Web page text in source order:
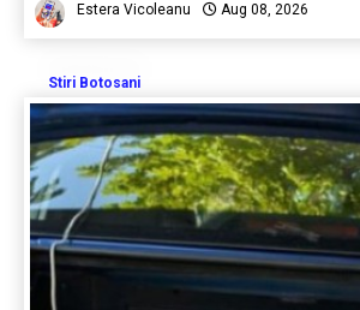
Estera Vicoleanu Aug 08, 2026
Stiri Botosani